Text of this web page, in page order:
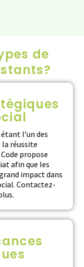
de
l’un des
réussite
propose
afin que les
impact dans
Contactez-